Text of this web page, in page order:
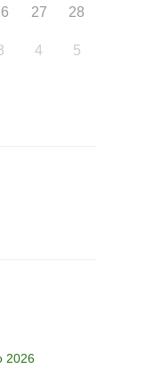
27 28
4 5
2026